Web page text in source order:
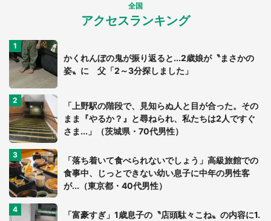
全国
アクセスランキング
かくれんぼの鬼が振り返ると...2歳娘が〝まさかの
姿〟に 父「2～3分探しました」
「上野駅の階段で、見知らぬ人と目が合った。その
まま『やるか？』と尋ねられ、私たちは2人ですぐ
さま...」（茨城県・70代男性）
「落ち着いて食べられないでしょう」高級旅館での
食事中、じっとできない幼い息子に中年の男性客
が...（東京都・40代男性）
「富豪すぎ」1歳息子の〝店頭駄々こね〟の内容に1.